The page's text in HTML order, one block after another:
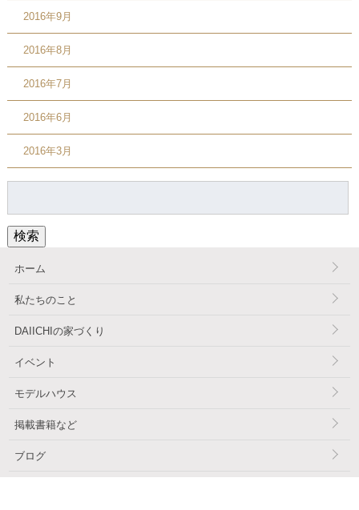
2016年9月
2016年8月
2016年7月
2016年6月
2016年3月
検索
ホーム
私たちのこと
DAIICHIの家づくり
イベント
モデルハウス
掲載書籍など
ブログ